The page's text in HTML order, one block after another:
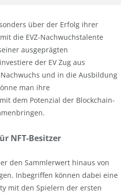
über der Erfolg ihrer
die EVZ-Nachwuchstalente
ausgeprägten
der EV Zug aus
und in die Ausbildung
man ihre
dem Potenzial der Blockchain-
NFT-Besitzer
den Sammlerwert hinaus von
Inbegriffen können dabei eine
mit den Spielern der ersten